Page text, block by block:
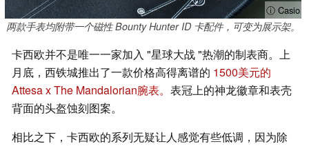
ⓘ Casio
两款手表均附带一个磁性 Bounty Hunter ID 卡配件，可变为展示架。
卡西欧并不是唯一一家加入 "星球大战 "热潮的制表商。上
月底，西铁城推出了一款价格高得离谱的 1500美元的
Attesa x The Mandalorian腕表。 表冠上的神龙徽章和表壳
背面的头盔蚀刻图案。
相比之下，卡西欧的系列无疑让人感觉有些低调，因为除